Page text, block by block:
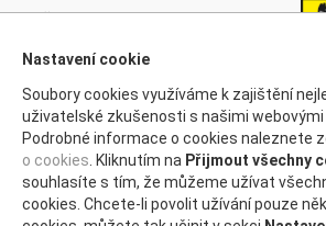
JIHOČESKÝ KRAJ
JIHOMORAVSKÝ KRAJ
KARLOVARSKÝ KRAJ
KRAJ VYSOČINA
KRÁLOVÉHRADECKÝ KRAJ
Nastavení cookie
Soubory cookies využíváme k zajištění
uživatelské zkušenosti s našimi webovými
Podrobné informace o cookies naleznete
o cookies . Kliknutím na Přijmout všechny
souhlasíte s tím, že můžeme užívat
cookies. Chcete-li povolit užívání pouze